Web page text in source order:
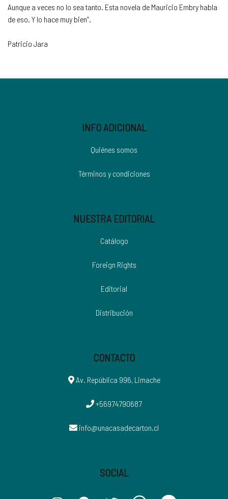
Aunque a veces no lo sea tanto. Esta novela de Mauricio Embry habla
de eso. Y lo hace muy bien”.
Patricio Jara
INFO ADICIONAL
Quiénes somos
Términos y condiciones
NUESTRA EDITORIAL
Catálogo
Foreign Rights
Editorial
Distribución
CONTACTO
Av. República 996, Limache
+56974790687
info@unacasadecarton.cl
SOCIAL